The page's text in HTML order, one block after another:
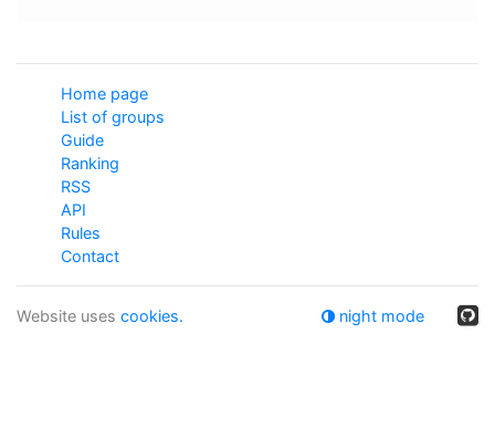
Home page
List of groups
Guide
Ranking
RSS
API
Rules
Contact
Website uses cookies. night mode